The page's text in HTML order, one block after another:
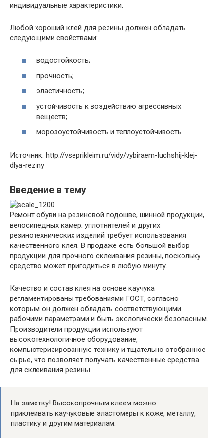
индивидуальные характеристики.
Любой хороший клей для резины должен обладать
следующими свойствами:
водостойкость;
прочность;
эластичность;
устойчивость к воздействию агрессивных
веществ;
морозоустойчивость и теплоустойчивость.
Источник: http://vseprikleim.ru/vidy/vybiraem-luchshij-klej-
dlya-reziny
Введение в тему
Ремонт обуви на резиновой подошве, шинной продукции,
велосипедных камер, уплотнителей и других
резинотехнических изделий требует использования
качественного клея. В продаже есть большой выбор
продукции для прочного склеивания резины, поскольку
средство может пригодиться в любую минуту.
Качество и состав клея на основе каучука
регламентированы требованиями ГОСТ, согласно
которым он должен обладать соответствующими
рабочими параметрами и быть экологически безопасным.
Производители продукции используют
высокотехнологичное оборудование,
компьютеризированную технику и тщательно отобранное
сырье, что позволяет получать качественные средства
для склеивания резины.
На заметку! Высокопрочным клеем можно
приклеивать каучуковые эластомеры к коже, металлу,
пластику и другим материалам.